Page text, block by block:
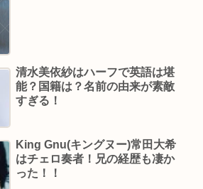
清水美依紗はハーフで英語は堪
能？国籍は？名前の由来が素敵
すぎる！
King Gnu(キングヌー)常田大希
はチェロ奏者！兄の経歴も凄か
った！！